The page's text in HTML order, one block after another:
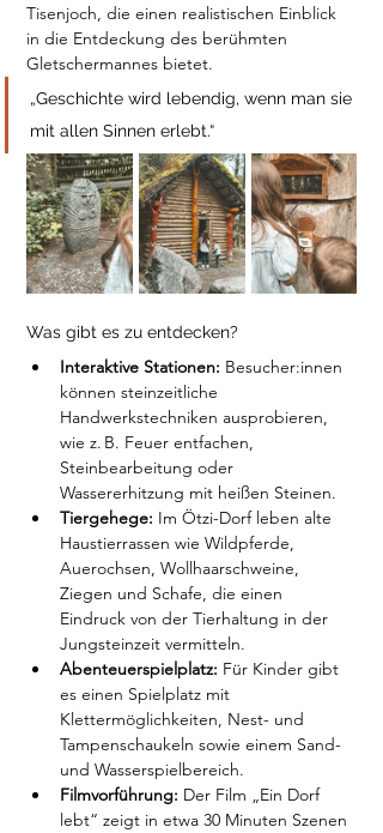
Tisenjoch, die einen realistischen Einblick
in die Entdeckung des berühmten
Gletschermannes bietet.
„Geschichte wird lebendig, wenn man sie
mit allen Sinnen erlebt.“
Was gibt es zu entdecken?
Interaktive Stationen: Besucher:innen
können steinzeitliche
Handwerkstechniken ausprobieren,
wie z. B. Feuer entfachen,
Steinbearbeitung oder
Wassererhitzung mit heißen Steinen.
Tiergehege: Im Ötzi-Dorf leben alte
Haustierrassen wie Wildpferde,
Auerochsen, Wollhaarschweine,
Ziegen und Schafe, die einen
Eindruck von der Tierhaltung in der
Jungsteinzeit vermitteln.
Abenteuerspielplatz: Für Kinder gibt
es einen Spielplatz mit
Klettermöglichkeiten, Nest- und
Tampenschaukeln sowie einem Sand-
und Wasserspielbereich.
Filmvorführung: Der Film „Ein Dorf
lebt“ zeigt in etwa 30 Minuten Szenen